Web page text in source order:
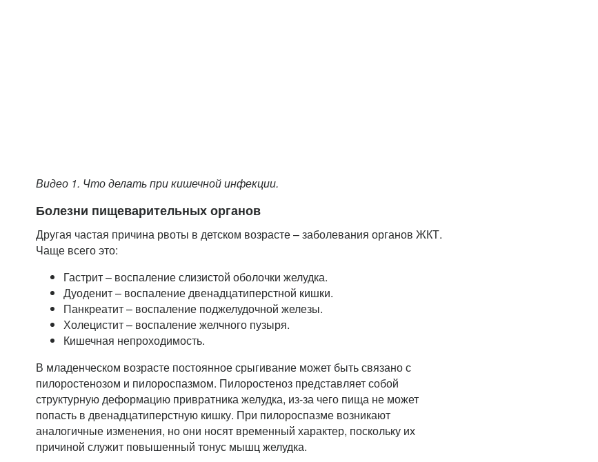
Видео 1. Что делать при кишечной инфекции.
Болезни пищеварительных органов
Другая частая причина рвоты в детском возрасте – заболевания органов ЖКТ.
Чаще всего это:
Гастрит – воспаление слизистой оболочки желудка.
Дуоденит – воспаление двенадцатиперстной кишки.
Панкреатит – воспаление поджелудочной железы.
Холецистит – воспаление желчного пузыря.
Кишечная непроходимость.
В младенческом возрасте постоянное срыгивание может быть связано с
пилоростенозом и пилороспазмом. Пилоростеноз представляет собой
структурную деформацию привратника желудка, из-за чего пища не может
попасть в двенадцатиперстную кишку. При пилороспазме возникают
аналогичные изменения, но они носят временный характер, поскольку их
причиной служит повышенный тонус мышц желудка.